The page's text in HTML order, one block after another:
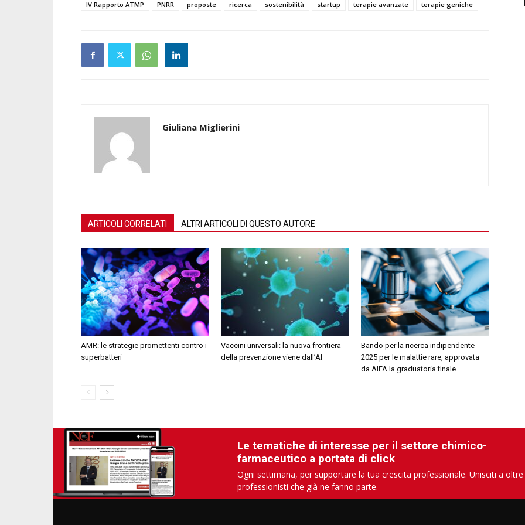
IV Rapporto ATMP
PNRR proposte ricerca sostenibilità startup terapie avanzate terapie geniche
Giuliana Miglierini
ARTICOLI CORRELATI ALTRI ARTICOLI DI QUESTO AUTORE
AMR: le strategie promettenti contro i
superbatteri
Vaccini universali: la nuova frontiera
della prevenzione viene dall’AI
Bando per la ricerca indipendente
2025 per le malattie rare, approvata
da AIFA la graduatoria finale
Le tematiche di interesse per il settore chimico-
farmaceutico a portata di click
Ogni settimana, per supportare la tua crescita professionale. Unisciti a oltre
professionisti che già ne fanno parte.